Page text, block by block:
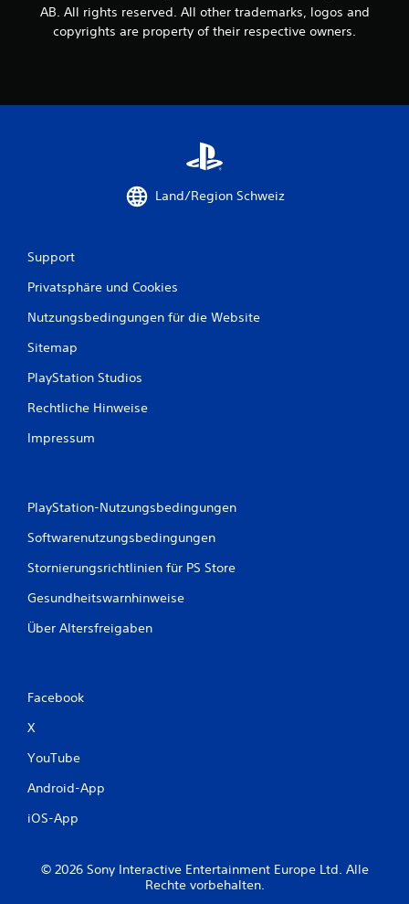
w
AB. All rights reserved. All other trademarks, logos and
copyrights are property of their respective owners.
Land/Region Schweiz
Support
Privatsphäre und Cookies
Nutzungsbedingungen für die Website
Sitemap
PlayStation Studios
Rechtliche Hinweise
Impressum
PlayStation-Nutzungsbedingungen
Softwarenutzungsbedingungen
Stornierungsrichtlinien für PS Store
Gesundheitswarnhinweise
Über Altersfreigaben
Facebook
X
YouTube
Android-App
iOS-App
© 2026 Sony Interactive Entertainment Europe Ltd. Alle
Rechte vorbehalten.